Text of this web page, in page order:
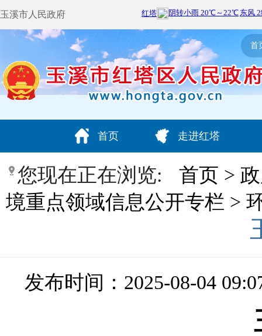
玉溪市人民政府
首
首页 走进红塔
您现在正在浏览: 首页 >
境重点领域信息公开专栏 >
发布时间：2025-08-04